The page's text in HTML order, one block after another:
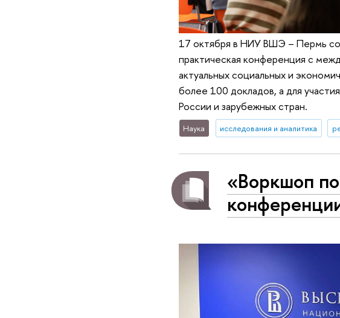
17 октября в НИУ ВШЭ – Пермь
практическая конференция с
актуальных социальных и
более 100 докладов, а для
России и зарубежных стран.
Наука исследования и аналитика
«Воркшоп